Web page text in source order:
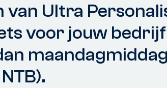
Ultra
voor jouw